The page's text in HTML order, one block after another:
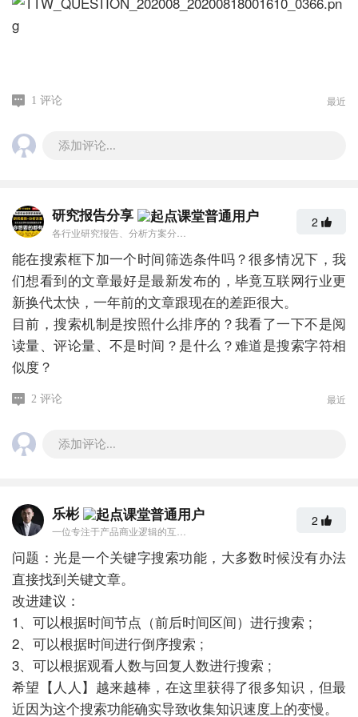
1 评论 最近
添加评论...
研究报告分享 2
能在搜索框下加一个时间筛选条件吗？很多情况下，我
们想看到的文章最好是最新发布的，毕竟互联网行业更
新换代太快，一年前的文章跟现在的差距很大。
目前，搜索机制是按照什么排序的？我看了一下不是阅
读量、评论量、不是时间？是什么？难道是搜索字符相
似度？
2 评论 最近
添加评论...
乐彬 2
问题：光是一个关键字搜索功能，大多数时候没有办法
直接找到关键文章。
改进建议：
1、可以根据时间节点（前后时间区间）进行搜索 ;
2、可以根据时间进行倒序搜索 ;
3、可以根据观看人数与回复人数进行搜索 ;
希望【人人】越来越棒，在这里获得了很多知识，但最
近因为这个搜索功能确实导致收集知识速度上的变慢。